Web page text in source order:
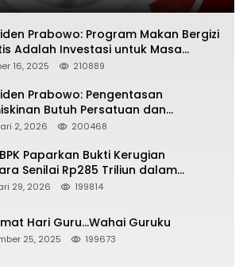
Prabowo: Program Makan Bergizi
Adalah Investasi untuk Masa
Bangsa
16, 2025 210889
Prabowo: Pengentasan
Butuh Persatuan dan
yang Bertanggung Jawab
2, 2026 200468
Paparkan Bukti Kerugian
Senilai Rp285 Triliun dalam
Korupsi PT Pertamina
29, 2026 199814
Hari Guru…Wahai Guruku
25, 2025 199673